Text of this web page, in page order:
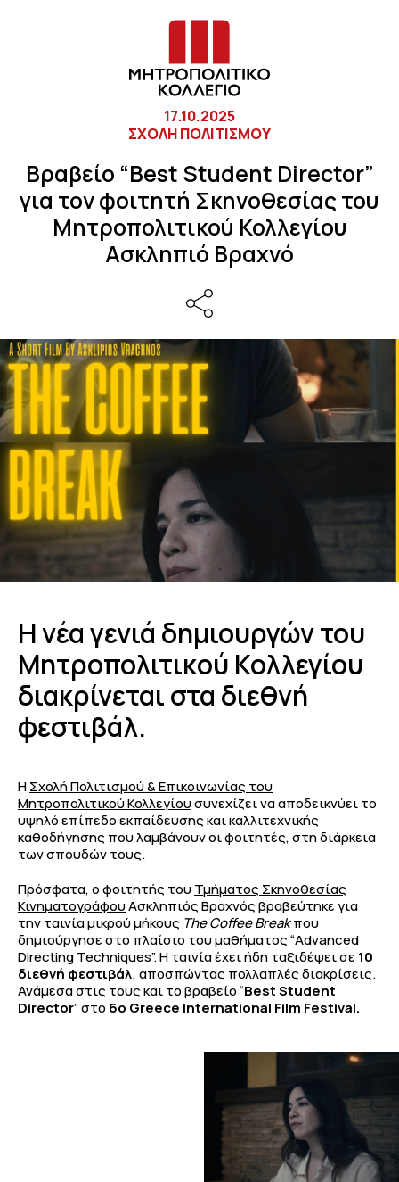
17.10.2025
ΣΧΟΛΗ ΠΟΛΙΤΙΣΜΟΥ
Βραβείο “Best Student Director”
για τον φοιτητή Σκηνοθεσίας του
Μητροπολιτικού Κολλεγίου
Ασκληπιό Βραχνό
Η νέα γενιά δημιουργών του
Μητροπολιτικού Κολλεγίου
διακρίνεται στα διεθνή
φεστιβάλ.
ΗΣχολή Πολιτισμού & Επικοινωνίας του
Μητροπολιτικού Κολλεγίουσυνεχίζει να αποδεικνύει το
υψηλό επίπεδο εκπαίδευσης και καλλιτεχνικής
καθοδήγησης που λαμβάνουν οι φοιτητές, στη διάρκεια
των σπουδών τους.
Πρόσφατα, ο φοιτητής τουΤμήματος Σκηνοθεσίας
ΚινηματογράφουΑσκληπιός Βραχνός βραβεύτηκε για
την ταινία μικρού μήκους The Coffee Breakπου
δημιούργησε στο πλαίσιο του μαθήματος “Advanced
Directing Techniques”. Η ταινία έχει ήδη ταξιδέψει σε 10
διεθνή φεστιβάλ, αποσπώντας πολλαπλές διακρίσεις.
Ανάμεσα στις τους και το βραβείο “Best Student
Director” στο 6ο Greece International Film Festival.